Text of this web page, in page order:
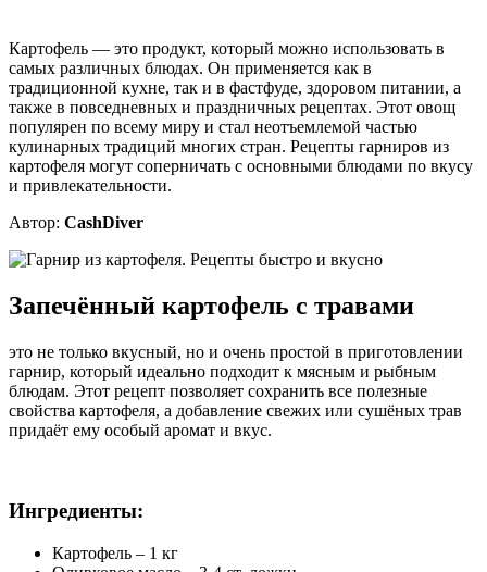
Картофель — это продукт, который можно использовать в
самых различных блюдах. Он применяется как в
традиционной кухне, так и в фастфуде, здоровом питании, а
также в повседневных и праздничных рецептах. Этот овощ
популярен по всему миру и стал неотъемлемой частью
кулинарных традиций многих стран. Рецепты гарниров из
картофеля могут соперничать с основными блюдами по вкусу
и привлекательности.
Автор: CashDiver
Запечённый картофель с травами
это не только вкусный, но и очень простой в приготовлении
гарнир, который идеально подходит к мясным и рыбным
блюдам. Этот рецепт позволяет сохранить все полезные
свойства картофеля, а добавление свежих или сушёных трав
придаёт ему особый аромат и вкус.
Ингредиенты:
Картофель – 1 кг